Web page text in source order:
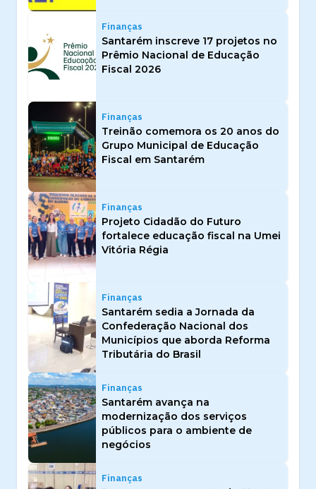
Finanças
Santarém inscreve 17 projetos no
Prêmio Nacional de Educação
Fiscal 2026
Finanças
Treinão comemora os 20 anos do
Grupo Municipal de Educação
Fiscal em Santarém
Finanças
Projeto Cidadão do Futuro
fortalece educação fiscal na Umei
Vitória Régia
Finanças
Santarém sedia a Jornada da
Confederação Nacional dos
Municípios que aborda Reforma
Tributária do Brasil
Finanças
Santarém avança na
modernização dos serviços
públicos para o ambiente de
negócios
Finanças